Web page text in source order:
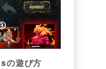
の遊び方